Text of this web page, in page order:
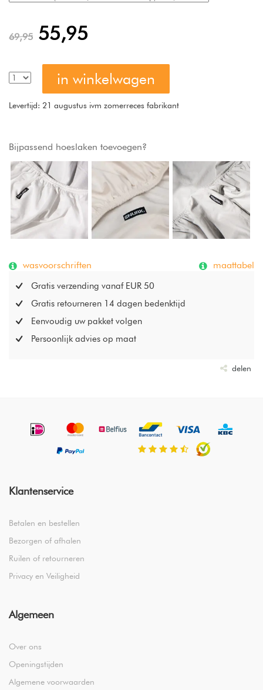
69,95 55,95
in winkelwagen
Levertijd: 21 augustus ivm zomerreces fabrikant
Bijpassend hoeslaken toevoegen?
wasvoorschriften maattabel
Gratis verzending vanaf EUR 50
Gratis retourneren 14 dagen bedenktijd
Eenvoudig uw pakket volgen
Persoonlijk advies op maat
delen
Klantenservice
Betalen en bestellen
Bezorgen of afhalen
Ruilen of retourneren
Privacy en Veiligheid
Algemeen
Over ons
Openingstijden
Algemene voorwaarden